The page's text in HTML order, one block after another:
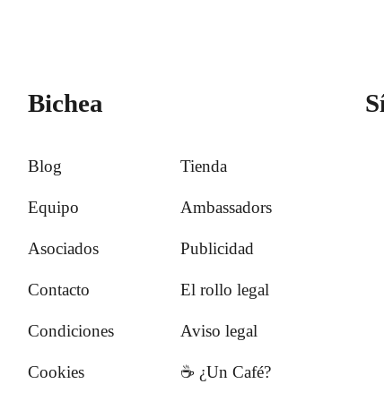
Bichea
Blog Tienda
Equipo Ambassadors
Asociados Publicidad
Contacto El rollo legal
Condiciones Aviso legal
Cookies ☕️ ¿Un Café?